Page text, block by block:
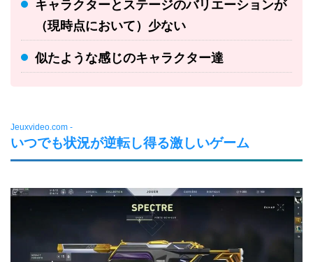
キャラクターとステージのバリエーションが
（現時点において）少ない
似たような感じのキャラクター達
Jeuxvideo.com -
いつでも状況が逆転し得る激しいゲーム